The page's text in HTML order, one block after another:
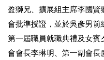
盈獅兄、擴展組主席李國賢
會批準授證，並於吳彥男
第一屆職員就職典禮及女賓
會會長李琳明、第一副會